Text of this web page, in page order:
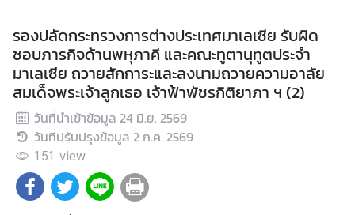
า
น
เ
อ
ก
อั
ค
ร
ร
รองปลัดกระทรวงการต่างประเทศมาเลเซีย รับผิด
ชอบภารกิจด้านพหุภาคี และคณะทูตานุทูตประจำ
มาเลเซีย ถวายสักการะและลงนามถวายความอาลัย
สมเด็จพระเจ้าลูกเธอ เจ้าฟ้าพัชรกิติยาภา ฯ (2)
วันที่นำเข้าข้อมูล 24 มิ.ย. 2569
วันที่ปรับปรุงข้อมูล 2 ก.ค. 2569
151 view